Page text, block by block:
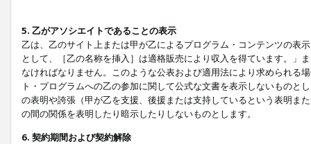
5. 乙がアソシエイトであることの表示
乙は、乙のサイト上または甲が乙によるプログラム・コンテンツの表
として、［乙の名称を挿入］は適格販売により収入を得ています。」
なければなりません。このような公表および適用法により求められる
ト・プログラムへの乙の参加に関して公式な文書を表示しないもの
の表明や誇張（甲が乙を支援、後援または支持しているという表明ま
の間の関係を表明したり暗示したりしないものとします。
6. 契約期間および契約解除